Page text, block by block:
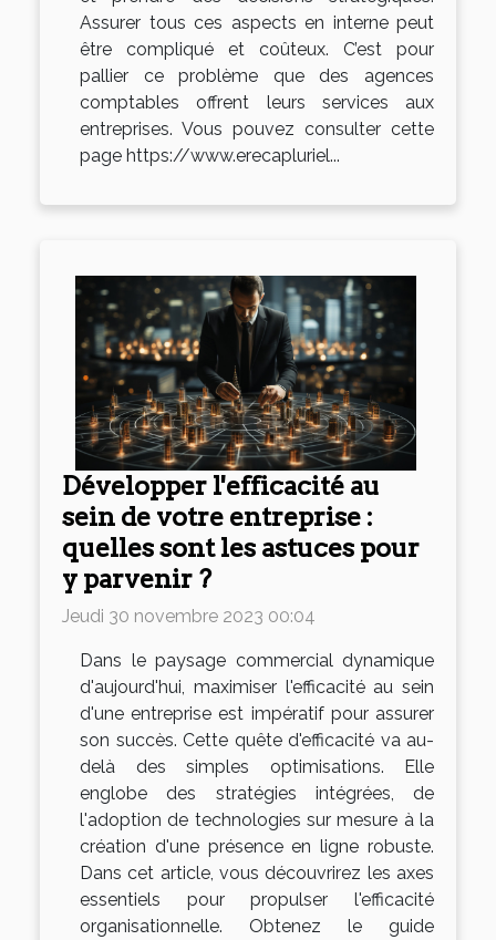
Assurer tous ces aspects en interne peut
être compliqué et coûteux. C’est pour
pallier ce problème que des agences
comptables offrent leurs services aux
entreprises. Vous pouvez consulter cette
page https://www.erecapluriel...
Développer l'efficacité au
sein de votre entreprise :
quelles sont les astuces pour
y parvenir ?
Jeudi 30 novembre 2023 00:04
Dans le paysage commercial dynamique
d'aujourd'hui, maximiser l'efficacité au sein
d'une entreprise est impératif pour assurer
son succès. Cette quête d'efficacité va au-
delà des simples optimisations. Elle
englobe des stratégies intégrées, de
l'adoption de technologies sur mesure à la
création d'une présence en ligne robuste.
Dans cet article, vous découvrirez les axes
essentiels pour propulser l'efficacité
organisationnelle. Obtenez le guide